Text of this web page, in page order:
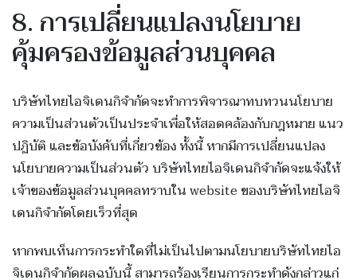
8. การเปลี่ยนแปลงนโยบาย
คุ้มครองข้อมูลส่วนบุคคล
บริษัทไทยไอจิเดนกิจำกัดจะทำการพิจารณาทบทวนนโยบาย
ความเป็นส่วนตัวเป็นประจำเพื่อให้สอดคล้องกับกฎหมาย แนว
ปฏิบัติ และข้อบังคับที่เกี่ยวข้อง ทั้งนี้ หากมีการเปลี่ยนแปลง
นโยบายความเป็นส่วนตัว บริษัทไทยไอจิเดนกิจำกัดจะแจ้งให้
เจ้าของข้อมูลส่วนบุคคลทราบใน website ของบริษัทไทยไอจิ
เดนกิจำกัดโดยเร็วที่สุด
หากพบเห็นการกระทำใดที่ไม่เป็นไปตามนโยบายบริษัทไทยไอ
จิเดนกิจำกัดผลฉบับนี้ สามารถร้องเรียนการกระทำดังกล่าวแก่